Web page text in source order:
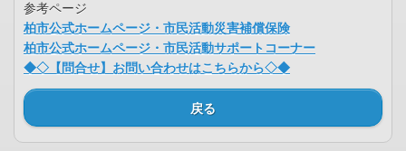
参考ページ
柏市公式ホームページ・市民活動災害補償保険
柏市公式ホームページ・市民活動サポートコーナー
◆◇【問合せ】お問い合わせはこちらから◇◆
戻る